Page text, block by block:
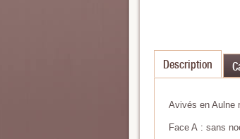
Description
Avivés en Aulne
Face A : sans